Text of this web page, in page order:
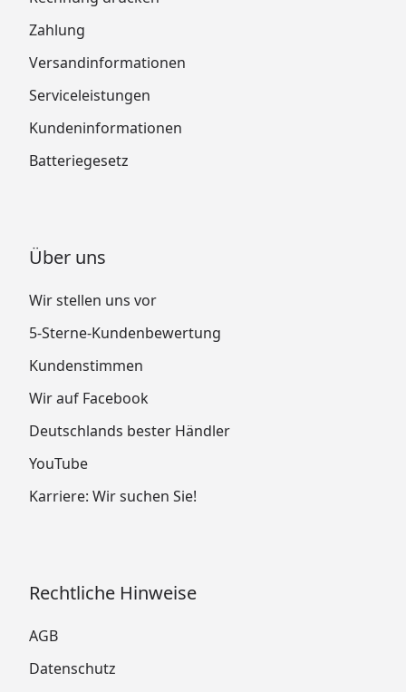
Zahlung
Versandinformationen
Serviceleistungen
Kundeninformationen
Batteriegesetz
Über uns
Wir stellen uns vor
5-Sterne-Kundenbewertung
Kundenstimmen
Wir auf Facebook
Deutschlands bester Händler
YouTube
Karriere: Wir suchen Sie!
Rechtliche Hinweise
AGB
Datenschutz